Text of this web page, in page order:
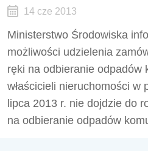
14 cze 2013
Ministerstwo Środowiska
możliwości udzielenia
ręki na odbieranie odpadów
właścicieli nieruchomości w
lipca 2013 r. nie dojdzie do
na odbieranie odpadów